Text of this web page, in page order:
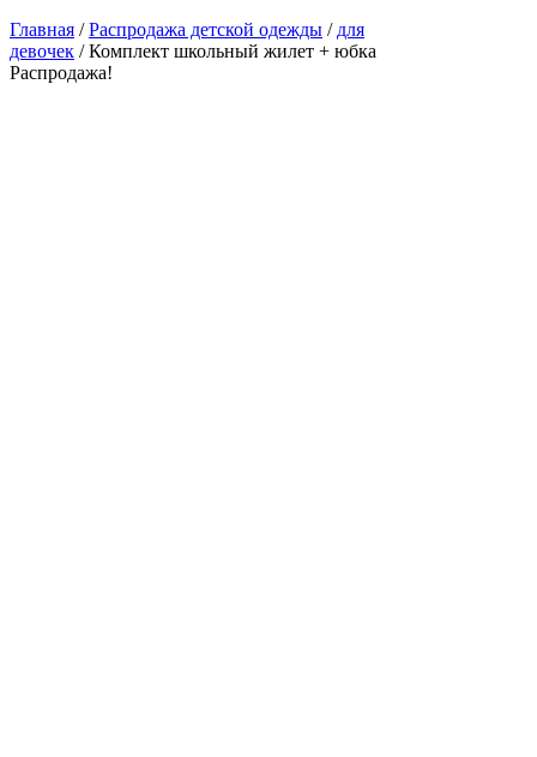
Главная /Распродажа детской одежды / для
девочек / Комплект школьный жилет + юбка
Распродажа!